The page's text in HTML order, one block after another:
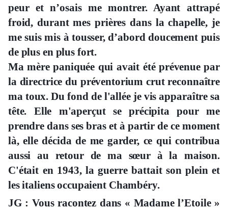
peur et n’osais me montrer. Ayant attrapé
froid, durant mes prières dans la chapelle, je
me suis mis à tousser, d’abord doucement puis
de plus en plus fort.
Ma mère paniquée qui avait été prévenue par
la directrice du préventorium crut reconnaître
ma toux. Du fond de l'allée je vis apparaître sa
tête. Elle m'aperçut se précipita pour me
prendre dans ses bras et à partir de ce moment
là, elle décida de me garder, ce qui contribua
aussi au retour de ma sœur à la maison.
C'était en 1943, la guerre battait son plein et
les italiens occupaient Chambéry.
JG : Vous racontez dans « Madame l’Etoile »